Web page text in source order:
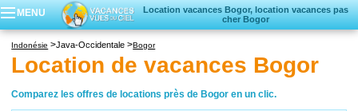
MENU
Location vacances Bogor, location vacances pas
cher Bogor
Locations vacances
Villages vacances
Indonésie Java-Occidentale Bogor
Location de vacances Bogor
Comparez les offres de locations près de Bogor en un clic.